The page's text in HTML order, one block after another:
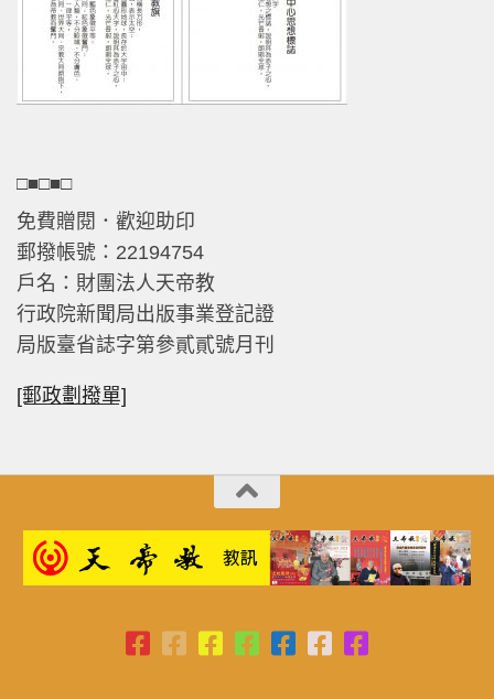
□■□■□
免費贈閱．歡迎助印
郵撥帳號：22194754
戶名：財團法人天帝教
行政院新聞局出版事業登記證
局版臺省誌字第參貳貳號月刊
[郵政劃撥單]